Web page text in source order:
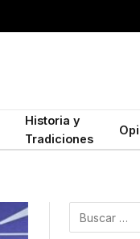
Historia y
Tradiciones